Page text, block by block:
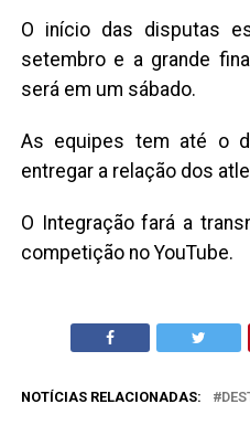
O início das disputas
setembro e a grande
será em um sábado.
As equipes tem até o
entregar a relação dos
O Integração fará a
competição no YouTube.
NOTÍCIAS RELACIONADAS: